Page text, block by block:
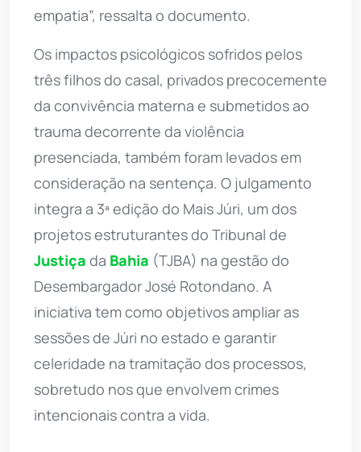
empatia”, ressalta o documento.
Os impactos psicológicos sofridos pelos
três filhos do casal, privados precocemente
da convivência materna e submetidos ao
trauma decorrente da violência
presenciada, também foram levados em
consideração na sentença. O julgamento
integra a 3ª edição do Mais Júri, um dos
projetos estruturantes do Tribunal de
Justiça da Bahia (TJBA) na gestão do
Desembargador José Rotondano. A
iniciativa tem como objetivos ampliar as
sessões de Júri no estado e garantir
celeridade na tramitação dos processos,
sobretudo nos que envolvem crimes
intencionais contra a vida.